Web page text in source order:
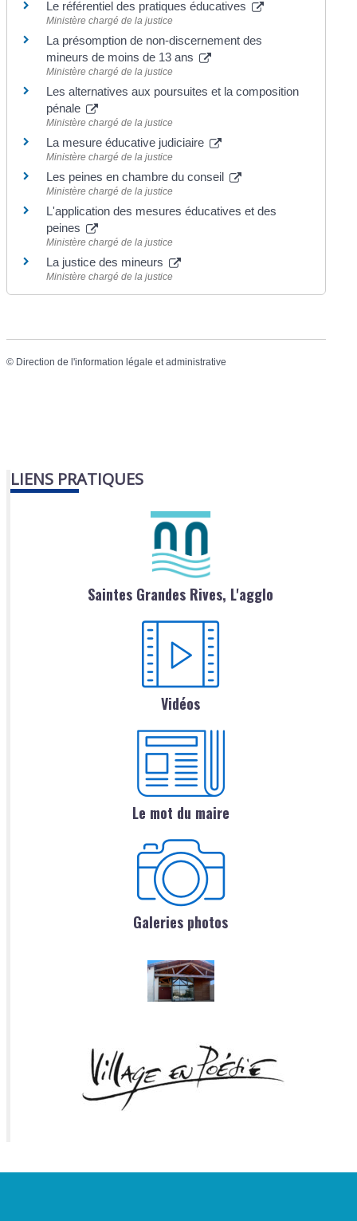
Le référentiel des pratiques éducatives
Ministère chargé de la justice
La présomption de non-discernement des
mineurs de moins de 13 ans
Ministère chargé de la justice
Les alternatives aux poursuites et la composition
pénale
Ministère chargé de la justice
La mesure éducative judiciaire
Ministère chargé de la justice
Les peines en chambre du conseil
Ministère chargé de la justice
L'application des mesures éducatives et des
peines
Ministère chargé de la justice
La justice des mineurs
Ministère chargé de la justice
© Direction de l'information légale et administrative
LIENS PRATIQUES
Saintes Grandes Rives, L'agglo
Vidéos
Le mot du maire
Galeries photos